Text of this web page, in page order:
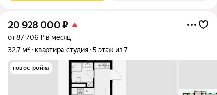
20 928 000 ₽
от 87 706 ₽ в месяц
32,7 м²
квартира-студия 5 этаж из 7
новостройка